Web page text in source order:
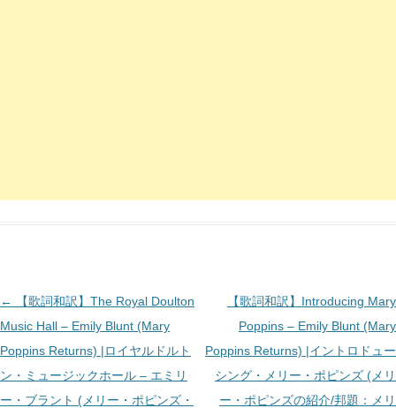
投
稿
ナ
ビ
ゲ
←
【歌詞和訳】The Royal Doulton
Music Hall – Emily Blunt (Mary
Poppins Returns) |ロイヤルドルト
ン・ミュージックホール – エミリ
ー・ブラント (メリー・ポピンズ・
【歌詞和訳】Introducing Mary
Poppins – Emily Blunt (Mary
Poppins Returns) |イントロドュー
シング・メリー・ポピンズ (メリ
ー・ポピンズの紹介/邦題：メリ